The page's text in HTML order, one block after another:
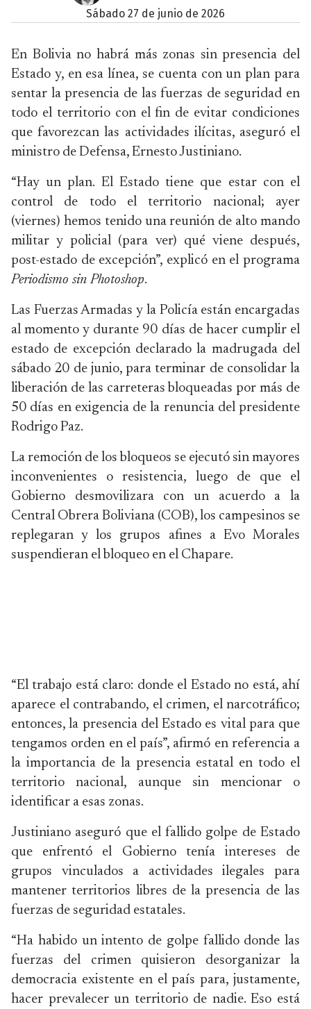
sábado 27 de junio de 2026
En Bolivia no habrá más zonas sin presencia del
Estado y, en esa línea, se cuenta con un plan para
sentar la presencia de las fuerzas de seguridad en
todo el territorio con el fin de evitar condiciones
que favorezcan las actividades ilícitas, aseguró el
ministro de Defensa, Ernesto Justiniano.
“Hay un plan. El Estado tiene que estar con el
control de todo el territorio nacional; ayer
(viernes) hemos tenido una reunión de alto mando
militar y policial (para ver) qué viene después,
post-estado de excepción”, explicó en el programa
Periodismo sin Photoshop.
Las Fuerzas Armadas y la Policía están encargadas
al momento y durante 90 días de hacer cumplir el
estado de excepción declarado la madrugada del
sábado 20 de junio, para terminar de consolidar la
liberación de las carreteras bloqueadas por más de
50 días en exigencia de la renuncia del presidente
Rodrigo Paz.
La remoción de los bloqueos se ejecutó sin mayores
inconvenientes o resistencia, luego de que el
Gobierno desmovilizara con un acuerdo a la
Central Obrera Boliviana (COB), los campesinos se
replegaran y los grupos afines a Evo Morales
suspendieran el bloqueo en el Chapare.
“El trabajo está claro: donde el Estado no está, ahí
aparece el contrabando, el crimen, el narcotráfico;
entonces, la presencia del Estado es vital para que
tengamos orden en el país”, afirmó en referencia a
la importancia de la presencia estatal en todo el
territorio nacional, aunque sin mencionar o
identificar a esas zonas.
Justiniano aseguró que el fallido golpe de Estado
que enfrentó el Gobierno tenía intereses de
grupos vinculados a actividades ilegales para
mantener territorios libres de la presencia de las
fuerzas de seguridad estatales.
“Ha habido un intento de golpe fallido donde las
fuerzas del crimen quisieron desorganizar la
democracia existente en el país para, justamente,
hacer prevalecer un territorio de nadie. Eso está